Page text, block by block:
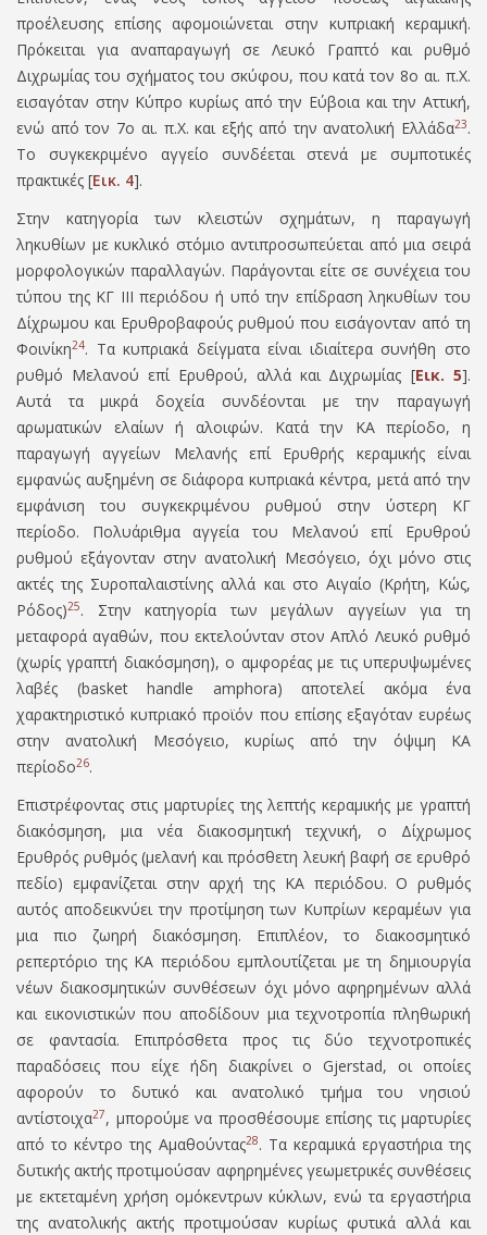
προέλευσης επίσης αφομοιώνεται στην κυπριακή κεραμική.
Πρόκειται για αναπαραγωγή σε Λευκό Γραπτό και ρυθμό
Διχρωμίας του σχήματος του σκύφου, που κατά τον 8ο αι. π.Χ.
εισαγόταν στην Κύπρο κυρίως από την Εύβοια και την Αττική,
ενώ από τον 7ο αι. π.Χ. και εξής από την ανατολική Ελλάδα23.
Το συγκεκριμένο αγγείο συνδέεται στενά με συμποτικές
πρακτικές [Εικ. 4].
Στην κατηγορία των κλειστών σχημάτων, η παραγωγή
ληκυθίων με κυκλικό στόμιο αντιπροσωπεύεται από μια σειρά
μορφολογικών παραλλαγών. Παράγονται είτε σε συνέχεια του
τύπου της ΚΓ ΙΙΙ περιόδου ή υπό την επίδραση ληκυθίων του
Δίχρωμου και Ερυθροβαφούς ρυθμού που εισάγονταν από τη
Φοινίκη24. Τα κυπριακά δείγματα είναι ιδιαίτερα συνήθη στο
ρυθμό Μελανού επί Ερυθρού, αλλά και Διχρωµίας [Εικ. 5].
Αυτά τα μικρά δοχεία συνδέονται με την παραγωγή
αρωματικών ελαίων ή αλοιφών. Κατά την ΚΑ περίοδο, η
παραγωγή αγγείων Μελανής επί Ερυθρής κεραμικής είναι
εμφανώς αυξημένη σε διάφορα κυπριακά κέντρα, μετά από την
εμφάνιση του συγκεκριμένου ρυθμού στην ύστερη ΚΓ
περίοδο. Πολυάριθμα αγγεία του Μελανού επί Ερυθρού
ρυθμού εξάγονταν στην ανατολική Μεσόγειο, όχι μόνο στις
ακτές της Συροπαλαιστίνης αλλά και στο Αιγαίο (Κρήτη, Κώς,
Ρόδος)25. Στην κατηγορία των μεγάλων αγγείων για τη
μεταφορά αγαθών, που εκτελούνταν στον Απλό Λευκό ρυθμό
(χωρίς γραπτή διακόσμηση), ο αμφορέας με τις υπερυψωμένες
λαβές (basket handle amphora) αποτελεί ακόμα ένα
χαρακτηριστικό κυπριακό προϊόν που επίσης εξαγόταν ευρέως
στην ανατολική Μεσόγειο, κυρίως από την όψιμη ΚΑ
περίοδο26.
Επιστρέφοντας στις μαρτυρίες της λεπτής κεραμικής με γραπτή
διακόσμηση, μια νέα διακοσμητική τεχνική, ο Δίχρωμος
Ερυθρός ρυθμός (μελανή και πρόσθετη λευκή βαφή σε ερυθρό
πεδίο) εμφανίζεται στην αρχή της ΚΑ περιόδου. Ο ρυθμός
αυτός αποδεικνύει την προτίμηση των Κυπρίων κεραμέων για
μια πιο ζωηρή διακόσμηση. Επιπλέον, το διακοσμητικό
ρεπερτόριο της ΚΑ περιόδου εμπλουτίζεται με τη δημιουργία
νέων διακοσμητικών συνθέσεων όχι μόνο αφηρημένων αλλά
και εικονιστικών που αποδίδουν μια τεχνοτροπία πληθωρική
σε φαντασία. Επιπρόσθετα προς τις δύο τεχνοτροπικές
παραδόσεις που είχε ήδη διακρίνει ο Gjerstad, οι οποίες
αφορούν το δυτικό και ανατολικό τμήμα του νησιού
αντίστοιχα27, μπορούμε να προσθέσουμε επίσης τις μαρτυρίες
από το κέντρο της Αμαθούντας28. Τα κεραμικά εργαστήρια της
δυτικής ακτής προτιμούσαν αφηρημένες γεωμετρικές συνθέσεις
με εκτεταμένη χρήση ομόκεντρων κύκλων, ενώ τα εργαστήρια
της ανατολικής ακτής προτιμούσαν κυρίως φυτικά αλλά και